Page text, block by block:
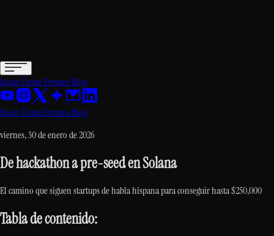
InicioÚneteEventosBlog
InicioÚneteEventosBlog
viernes, 30 de enero de 2026
De hackathon a pre-seed en Solana
El camino que siguen startups de habla hispana para conseguir hasta $250,000
Tabla de contenido: